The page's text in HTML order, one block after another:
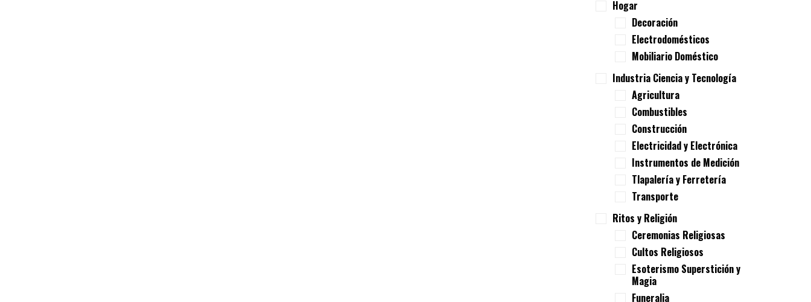
Hogar
Decoración
Electrodomésticos
Mobiliario Doméstico
Industria Ciencia y Tecnología
Agricultura
Combustibles
Construcción
Electricidad y Electrónica
Instrumentos de Medición
Tlapalería y Ferretería
Transporte
Ritos y Religión
Ceremonias Religiosas
Cultos Religiosos
Esoterismo Superstición y
Magia
Funeralia